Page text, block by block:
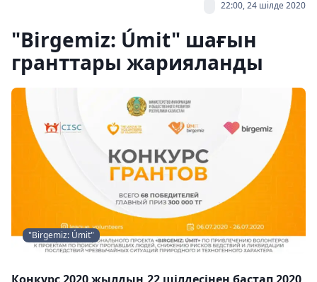
22:00, 24 шілде 2020
"Birgemiz: Úmit" шағын
гранттары жарияланды
"Birgemiz: Úmit"